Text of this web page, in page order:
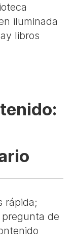
iluminada
libros
rápida;
de